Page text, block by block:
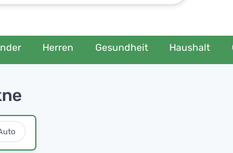
Herren Gesundheit Haushalt